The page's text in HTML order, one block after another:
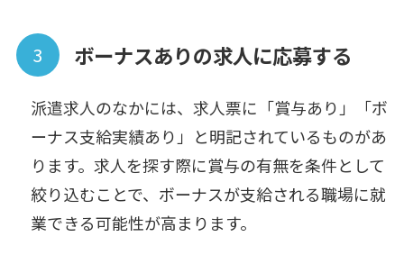
ボーナスありの求人に応募する
派遣求人のなかには、求人票に「賞与あり」「ボ
ーナス支給実績あり」と明記されているものがあ
ります。求人を探す際に賞与の有無を条件として
絞り込むことで、ボーナスが支給される職場に就
業できる可能性が高まります。